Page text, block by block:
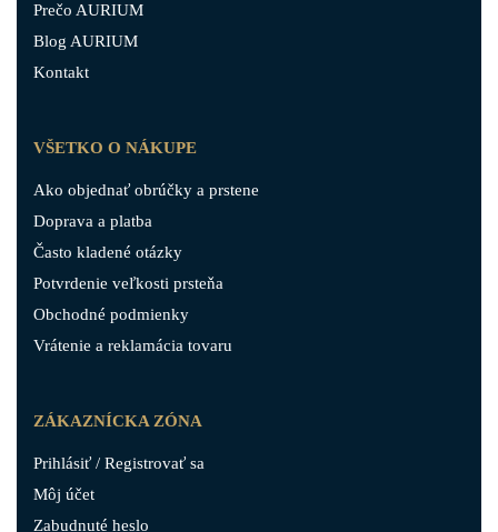
Prečo AURIUM
Blog AURIUM
Kontakt
VŠETKO O NÁKUPE
Ako objednať obrúčky a prstene
Doprava a platba
Často kladené otázky
Potvrdenie veľkosti prsteňa
Obchodné podmienky
Vrátenie a reklamácia tovaru
ZÁKAZNÍCKA ZÓNA
Prihlásiť / Registrovať sa
Môj účet
Zabudnuté heslo